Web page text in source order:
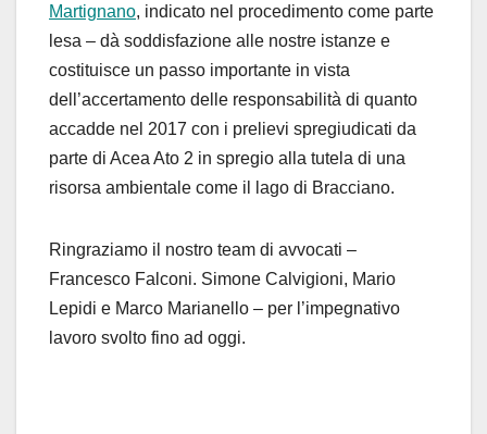
Martignano, indicato nel procedimento come parte
lesa – dà soddisfazione alle nostre istanze e
costituisce un passo importante in vista
dell’accertamento delle responsabilità di quanto
accadde nel 2017 con i prelievi spregiudicati da
parte di Acea Ato 2 in spregio alla tutela di una
risorsa ambientale come il lago di Bracciano.
Ringraziamo il nostro team di avvocati –
Francesco Falconi. Simone Calvigioni, Mario
Lepidi e Marco Marianello – per l’impegnativo
lavoro svolto fino ad oggi.